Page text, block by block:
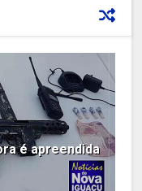
é apreendida